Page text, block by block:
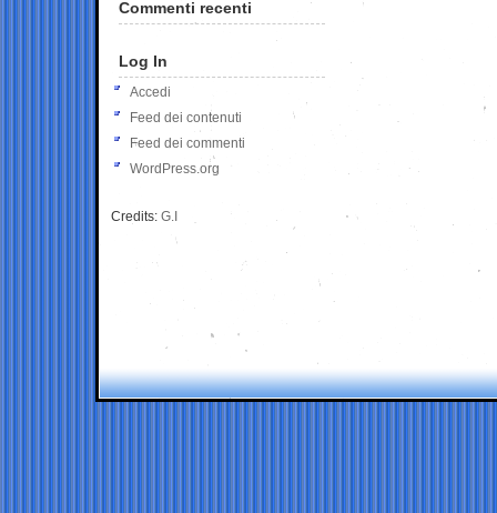
Commenti recenti
Log In
Accedi
Feed dei contenuti
Feed dei commenti
WordPress.org
Credits: G.I